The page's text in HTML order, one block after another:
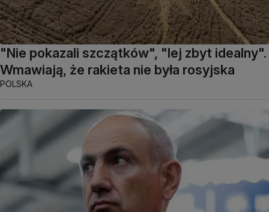
"Nie pokazali szczątków", "lej zbyt idealny".
Wmawiają, że rakieta nie była rosyjska
POLSKA